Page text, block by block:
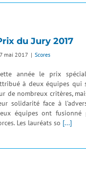
du Jury 2017
mai 2017 | Scores
année le prix
à deux équipes qui
de nombreux critères,
solidarité face à
équipes ont
Les lauréats so [...]